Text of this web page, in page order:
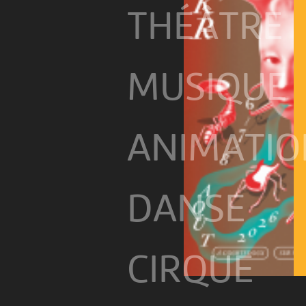
THÉÂTRE
MUSIQUE
DANSE
CIRQUE